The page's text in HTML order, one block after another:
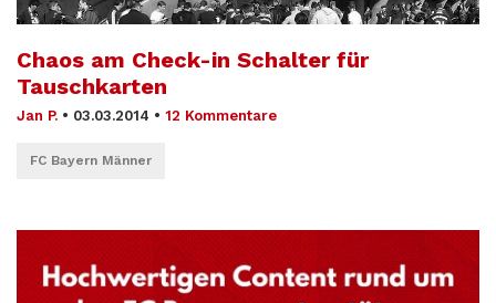
Chaos am Check-in Schalter für
Tauschkarten
Jan P. • 03.03.2014 • 12 Kommentare
FC Bayern Männer